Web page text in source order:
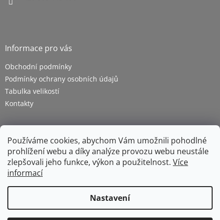
Používáme cookies, abychom Vám umožnili pohodlné
prohlížení webu a díky analýze provozu webu neustále
zlepšovali jeho funkce, výkon a použitelnost. Více
informací
Nastavení
Informace pro vás
Obchodní podmínky
Podmínky ochrany osobních údajů
Tabulka velikostí
Kontakty